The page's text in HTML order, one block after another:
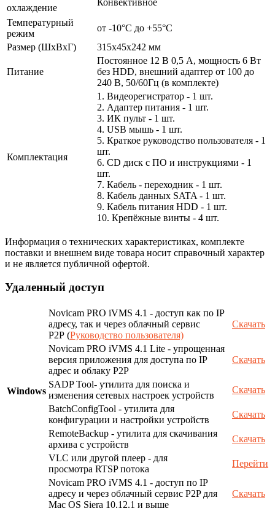
охлаждение
Температурный
режим
от -10°C до +55°C
Размер (ШxВxГ)
315x45x242 мм
Питание
Постоянное 12 В 0,5 А, мощность 6 Вт
без HDD, внешний адаптер от 100 до
240 В, 50/60Гц (в комплекте)
Комплектация
1. Видеорегистратор - 1 шт.
2. Адаптер питания - 1 шт.
3. ИК пульт - 1 шт.
4. USB мышь - 1 шт.
5. Краткое руководство пользователя - 1
шт.
6. CD диск с ПО и инструкциями - 1
шт.
7. Кабель - переходник - 1 шт.
8. Кабель данных SATA - 1 шт.
9. Кабель питания HDD - 1 шт.
10. Крепёжные винты - 4 шт.
Информация о технических характеристиках, комплекте
поставки и внешнем виде товара носит справочный характер
и не является публичной офертой.
Удаленный доступ
Windows
Novicam PRO iVMS 4.1 - доступ как по IP
адресу, так и через облачный сервис
P2P (Руководство пользователя)
Скачать
Novicam PRO iVMS 4.1 Lite - упрощенная
версия приложения для доступа по IP
адрес и облаку P2P
Скачать
SADP Tool- утилита для поиска и
изменения сетевых настроек устройств
Скачать
BatchConfigTool - утилита для
конфигурации и настройки устройств
Скачать
RemoteBackup - утилита для скачивания
архива с устройств
Скачать
VLC или другой плеер - для
просмотра RTSP потока
Перейти
Novicam PRO iVMS 4.1 - доступ по IP
адресу и через облачный сервис P2P для
Mac OS Siera 10.12.1 и выше
Скачать